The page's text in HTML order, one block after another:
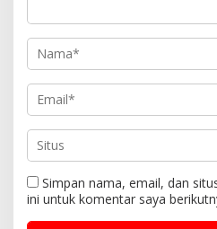
Simpan nama, email, dan
ini untuk komentar saya